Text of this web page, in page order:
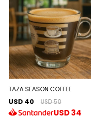
TAZA SEASON COFFEE
USD 40 USD 50
USD34